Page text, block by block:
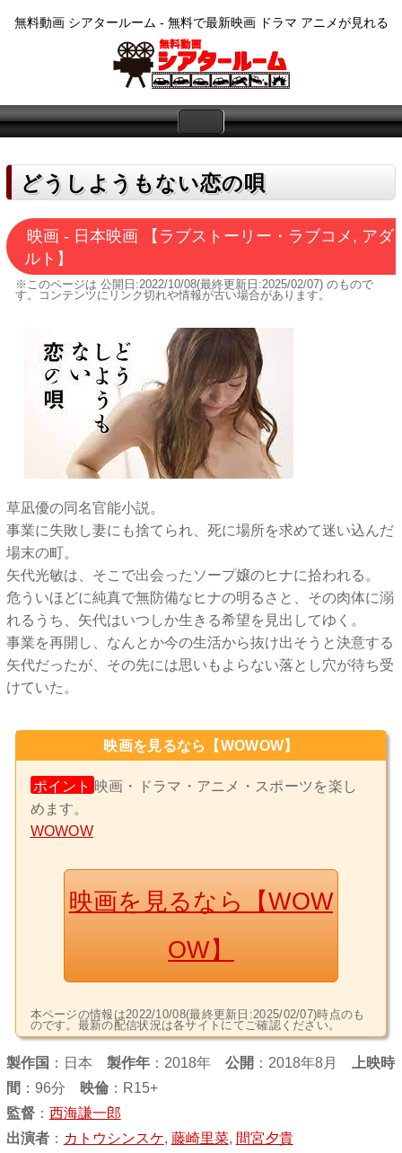
無料動画 シアタールーム - 無料で最新映画 ドラマ アニメが見れる
どうしようもない恋の唄
映画 - 日本映画 【ラブストーリー・ラブコメ, アダ
ルト】
※このページは 公開日:2022/10/08(最終更新日:2025/02/07)のもので
す。コンテンツにリンク切れや情報が古い場合があります。
草凪優の同名官能小説。
事業に失敗し妻にも捨てられ、死に場所を求めて迷い込んだ
場末の町。
矢代光敏は、そこで出会ったソープ嬢のヒナに拾われる。
危ういほどに純真で無防備なヒナの明るさと、その肉体に溺
れるうち、矢代はいつしか生きる希望を見出してゆく。
事業を再開し、なんとか今の生活から抜け出そうと決意する
矢代だったが、その先には思いもよらない落とし穴が待ち受
けていた。
映画を見るなら【WOWOW】
ポイント 映画・ドラマ・アニメ・スポーツを楽し
めます。
WOWOW
映画を見るなら【WOW
OW】
本ページの情報は2022/10/08(最終更新日:2025/02/07)時点のも
のです。最新の配信状況は各サイトにてご確認ください。
製作国 ： 日本 製作年：2018年 公開 ：2018年8月
上映時
間 ：96分 映倫：R15+
監督： 西海謙一郎
出演者： カトウシンスケ, 藤崎里菜, 間宮夕貴